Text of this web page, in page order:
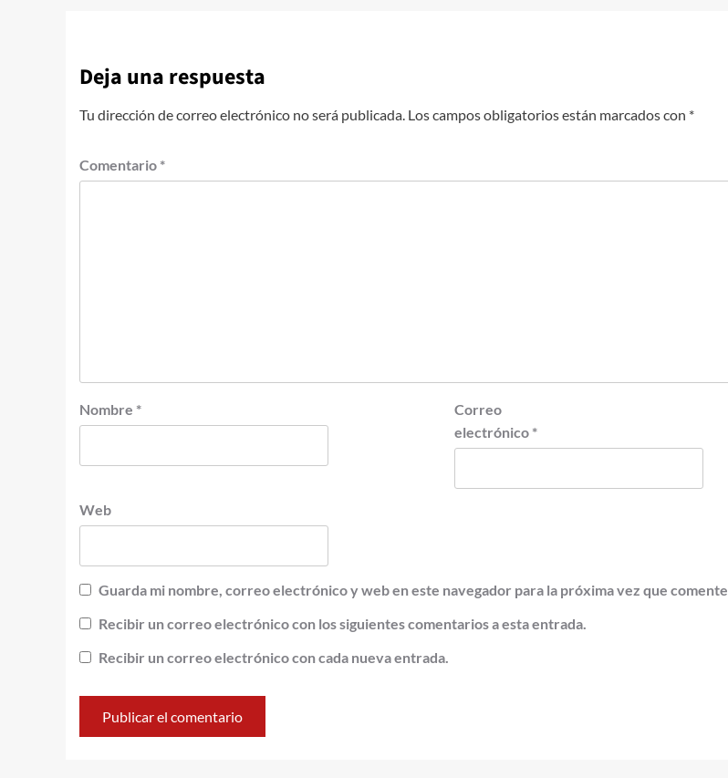
Deja una respuesta
Tu dirección de correo electrónico no será publicada. Los campos obligatorios están marcados con *
Comentario *
Nombre *
Correo
electrónico *
Web
Guarda mi nombre, correo electrónico y web en este navegador para la próxima vez que comente.
Recibir un correo electrónico con los siguientes comentarios a esta entrada.
Recibir un correo electrónico con cada nueva entrada.